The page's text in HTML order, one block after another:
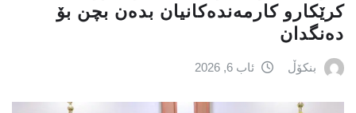
کرێکارو کارمەندەکانیان بدەن بچن بۆ
دەنگدان
بنکۆڵ ئاب 6, 2026